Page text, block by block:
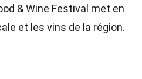
& Wine Festival met en
et les vins de la région.